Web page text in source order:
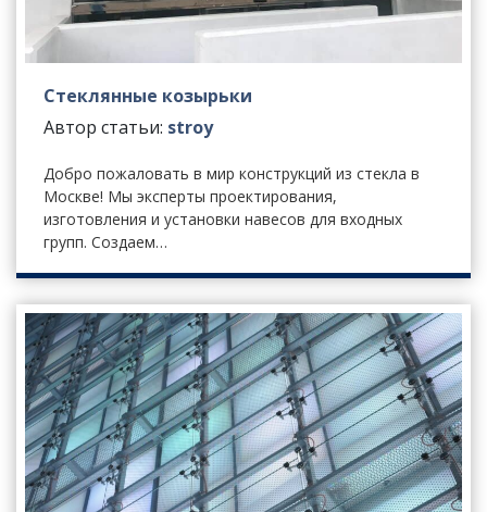
Стеклянные козырьки
Автор статьи: stroy
Добро пожаловать в мир конструкций из стекла в
Москве! Мы эксперты проектирования,
изготовления и установки навесов для входных
групп. Создаем…